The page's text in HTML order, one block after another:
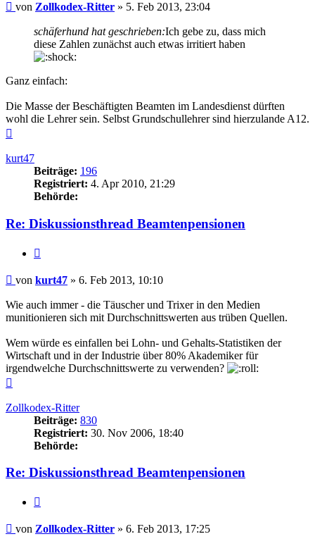
Beitrag
von Zollkodex-Ritter » 5. Feb 2013, 23:04
schäferhund hat geschrieben:Ich gebe zu, dass mich
diese Zahlen zunächst auch etwas irritiert haben
Ganz einfach:
Die Masse der Beschäftigten Beamten im Landesdienst dürften
wohl die Lehrer sein. Selbst Grundschullehrer sind hierzulande A12.
kurt47
Beiträge: 196
Registriert: 4. Apr 2010, 21:29
Behörde:
Re: Diskussionsthread Beamtenpensionen
Beitrag
von kurt47 » 6. Feb 2013, 10:10
Wie auch immer - die Täuscher und Trixer in den Medien
munitionieren sich mit Durchschnittswerten aus trüben Quellen.
Wem würde es einfallen bei Lohn- und Gehalts-Statistiken der
Wirtschaft und in der Industrie über 80% Akademiker für
irgendwelche Durchschnittswerte zu verwenden?
Zollkodex-Ritter
Beiträge: 830
Registriert: 30. Nov 2006, 18:40
Behörde:
Re: Diskussionsthread Beamtenpensionen
Beitrag
von Zollkodex-Ritter » 6. Feb 2013, 17:25